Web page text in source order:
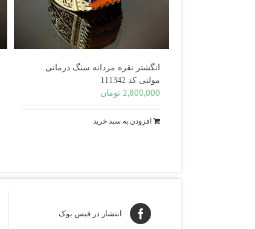
انگشتر نقره مردانه سنگ درمانی
مولتی کد 111342
2,800,000 تومان
افزودن به سبد خرید
انتشار در فیس بوک